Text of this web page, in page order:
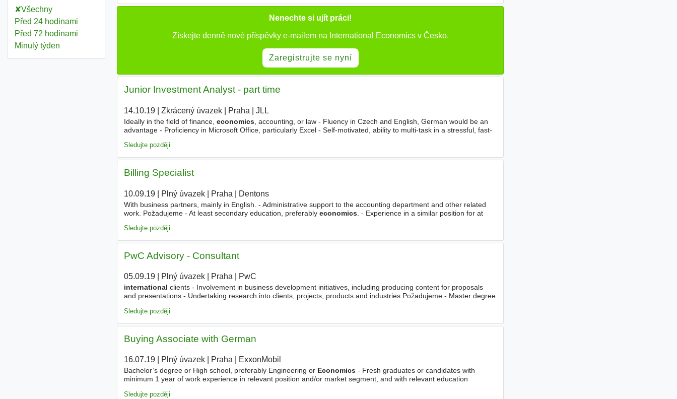
Všechny
Před 24 hodinami
Před 72 hodinami
Minulý týden
Nenechte si ujít práci!
Získejte denně nové příspěvky e-mailem na International Economics v Česko.
Zaregistrujte se nyní
Junior Investment Analyst - part time
14.10.19| Zkrácený úvazek| Praha JLL
Ideally in the field of finance, economics, accounting, or law - Fluency in Czech and English, German would be an
advantage - Proficiency in Microsoft Office, particularly Excel - Self-motivated, ability to multi-task in a stressful, fast-
Sledujte později
Billing Specialist
10.09.19| Plný úvazek| Praha Dentons|
With business partners, mainly in English. - Administrative support to the accounting department and other related
work. Požadujeme - At least secondary education, preferably economics. - Experience in a similar position for at
Sledujte později
PwC Advisory - Consultant
05.09.19| Plný úvazek| Praha| PwC
international clients - Involvement in business development initiatives, including producing content for proposals
and presentations - Undertaking research into clients, projects, products and industries Požadujeme - Master degree
Sledujte později
Buying Associate with German
16.07.19| Plný úvazek| Praha| ExxonMobil
Bachelor’s degree or High school, preferably Engineering or Economics- Fresh graduates or candidates with
minimum 1 year of work experience in relevant position and/or market segment, and with relevant education
Sledujte později